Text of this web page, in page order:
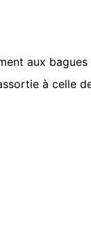
aux
à celle